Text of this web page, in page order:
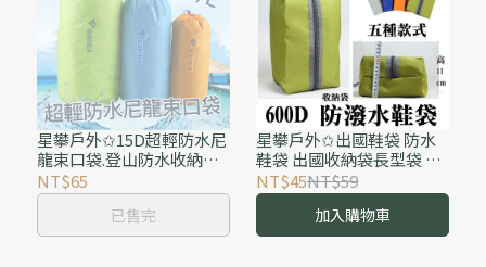
星攀戶外✩15D超輕防水尼
龍束口袋.登山防水收納束
口袋.旅遊出國收納袋/睡袋
防水外袋/衝鋒衣外套收納
袋.防水抽繩袋
NT$65
已售完
星攀戶外✩出國鞋袋 防水
鞋袋 出國收納袋長型袋 鞋
套鞋包 手提球鞋皮鞋運動
保護袋 帶提手雜物袋/旅遊
NT$45NT$59
加入購物車